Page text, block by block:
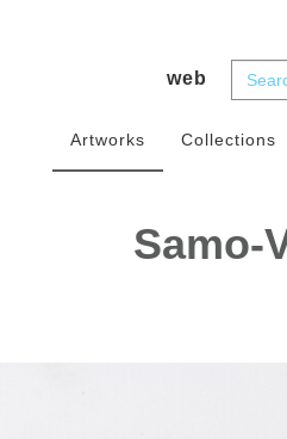
web
Artworks Collections
Samo-